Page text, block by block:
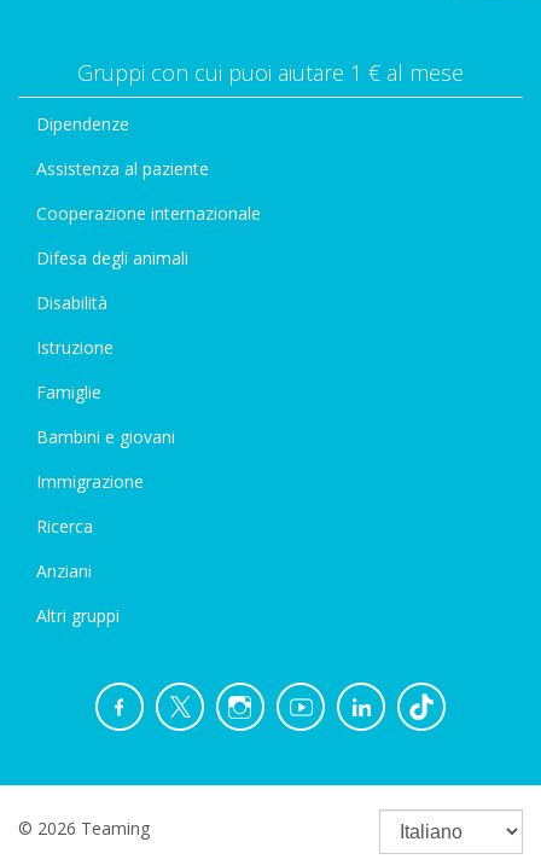
Gruppi con cui puoi aiutare 1 € al mese
Dipendenze
Assistenza al paziente
Cooperazione internazionale
Difesa degli animali
Disabilità
Istruzione
Famiglie
Bambini e giovani
Immigrazione
Ricerca
Anziani
Altri gruppi
© 2026 Teaming